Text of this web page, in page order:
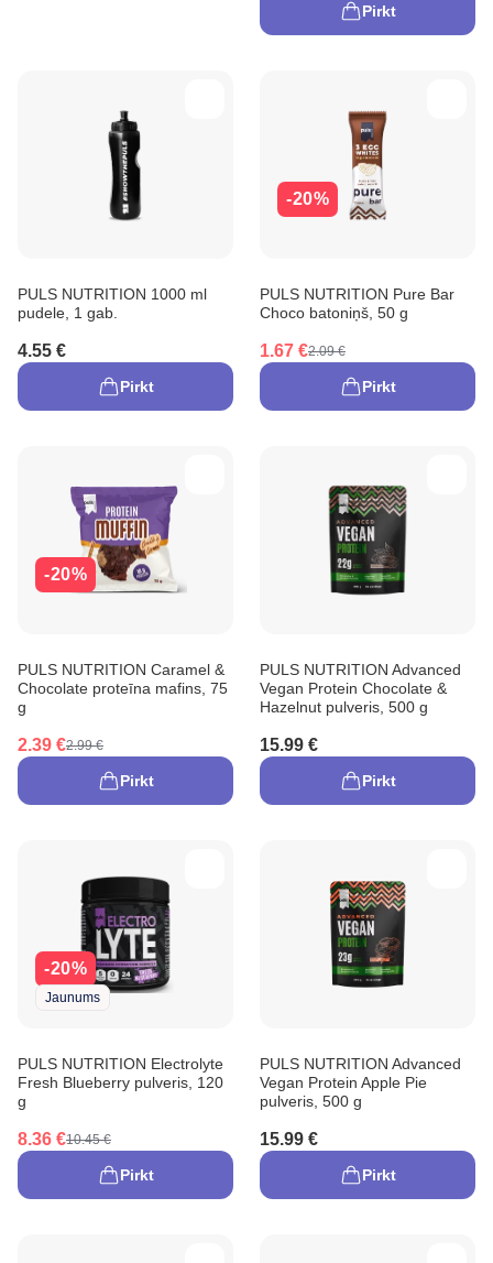
Pirkt
PULS NUTRITION 1000 ml
pudele, 1 gab.
4.55 €
Pirkt
-20%
PULS NUTRITION Pure Bar
Choco batoniņš, 50 g
1.67 €2.09 €
Pirkt
-20%
PULS NUTRITION Caramel &
Chocolate proteīna mafins, 75
g
2.39 €2.99 €
Pirkt
PULS NUTRITION Advanced
Vegan Protein Chocolate &
Hazelnut pulveris, 500 g
15.99 €
Pirkt
-20%
Jaunums
PULS NUTRITION Electrolyte
Fresh Blueberry pulveris, 120
g
8.36 €10.45 €
Pirkt
PULS NUTRITION Advanced
Vegan Protein Apple Pie
pulveris, 500 g
15.99 €
Pirkt